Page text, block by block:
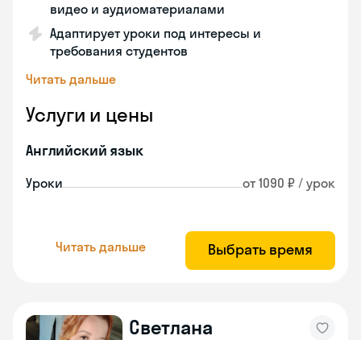
видео и аудиоматериалами
Адаптирует уроки под интересы и
требования студентов
Читать дальше
Услуги и цены
Английский язык
Уроки от 1090 ₽ / урок
Читать дальше Выбрать время
Светлана